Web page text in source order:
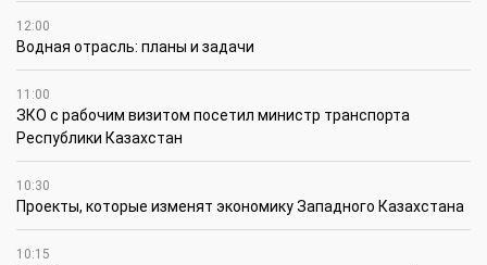
12:00
Водная отрасль: планы и задачи
11:00
ЗКО с рабочим визитом посетил министр транспорта
Республики Казахстан
10:30
Проекты, которые изменят экономику Западного Казахстана
10:15